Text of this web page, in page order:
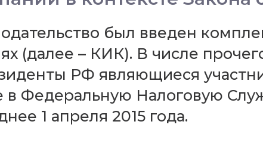
был введен
(далее – КИК). В числе
РФ являющиеся
Федеральную Налоговую
1 апреля 2015 года.